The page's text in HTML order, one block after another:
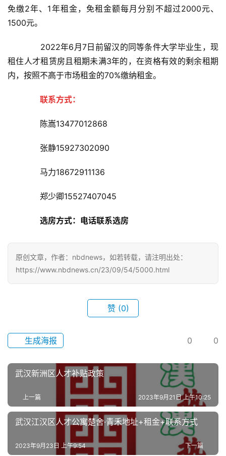
武
汉
旅
游
滚
生
活
百
免缴2年、1年租金，免租金额每月分别不超过2000元、
1500元。
2022年6月7日前留汉的同等条件大学毕业生，现
租住人才租赁房且租期未满3年的，在资格有效的剩余租期
内，按照不高于市场租金的70%缴纳租金。
联系方式：
陈嵩13477012868
张静15927302090
马力18672911136
郑少卿15527407045
选房方式：电话联系选房
原创文章，作者：nbdnews，如若转载，请注明出处：
https://www.nbdnews.cn/23/09/54/5000.html
赞 (0)
0 0
生成海报
武汉新洲区人才补贴政策
上一篇 2023年9月21日 上午10:25
武汉江汉区人才公寓楚舍·青禾地址+租金+联系方式
下一篇
2023年9月23日 上午9:54